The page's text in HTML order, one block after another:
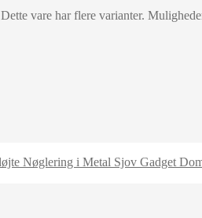
Dette vare har flere varianter.